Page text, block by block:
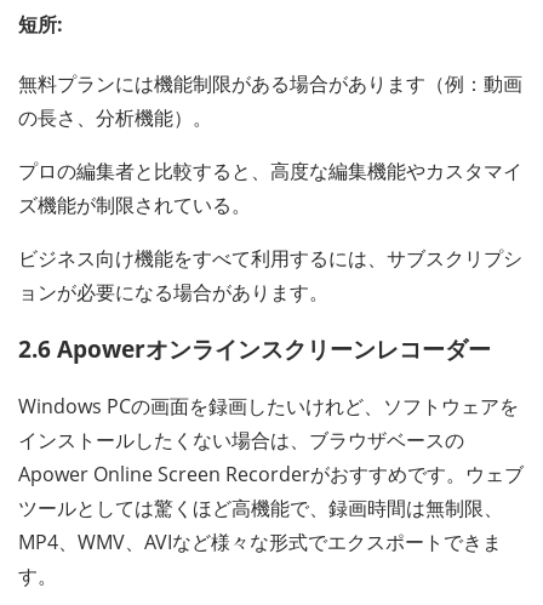
短所:
無料プランには機能制限がある場合があります（例：動画
の長さ、分析機能）。
プロの編集者と比較すると、高度な編集機能やカスタマイ
ズ機能が制限されている。
ビジネス向け機能をすべて利用するには、サブスクリプシ
ョンが必要になる場合があります。
2.6 Apowerオンラインスクリーンレコーダー
Windows PCの画面を録画したいけれど、ソフトウェアを
インストールしたくない場合は、ブラウザベースの
Apower Online Screen Recorderがおすすめです。ウェブ
ツールとしては驚くほど高機能で、録画時間は無制限、
MP4、WMV、AVIなど様々な形式でエクスポートできま
す。